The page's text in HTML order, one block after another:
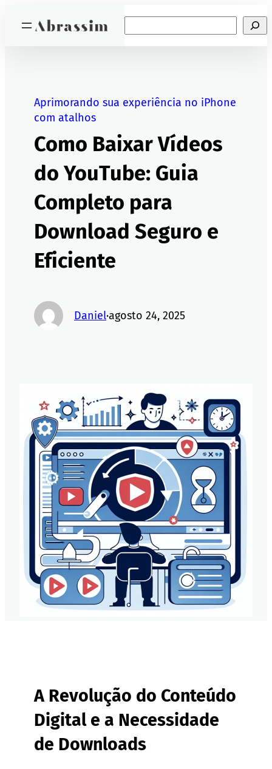
para
Aprimorando sua experiência no iPhone
com atalhos
Como Baixar Vídeos
do YouTube: Guia
Completo para
Download Seguro e
Eficiente
Daniel·agosto 24, 2025
A Revolução do Conteúdo
Digital e a Necessidade
de Downloads